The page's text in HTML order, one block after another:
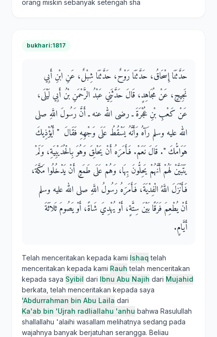
orang miskin sebanyak setengah sha
bukhari:1817
حَدَّثَنَا إِسْحَاقُ، حَدَّثَنَا رَوْحٌ، حَدَّثَنَا شِبْلٌ، عَنِ ابْنِ أَبِي
نَجِيحٍ، عَنْ مُجَاهِدٍ، قَالَ حَدَّثَنِي عَبْدُ الرَّحْمَنِ بْنُ أَبِي لَيْلَى،
عَنْ كَعْبِ بْنِ عُجْرَةَ ـ رضى الله عنه ـ أَنَّ رَسُولَ اللَّهِ صلى
الله عليه وسلم رَآهُ وَأَنَّهُ يَسْقُطُ عَلَى وَجْهِهِ فَقَالَ ‏ "‏ أَيُؤْذِيكَ
هَوَامُّكَ ‏"‏‏.‏ قَالَ نَعَمْ‏.‏ فَأَمَرَهُ أَنْ يَحْلِقَ وَهُوَ بِالْحُدَيْبِيَةِ، وَلَمْ
يَتَبَيَّنْ لَهُمْ أَنَّهُمْ يَحِلُّونَ بِهَا، وَهُمْ عَلَى طَمَعٍ أَنْ يَدْخُلُوا مَكَّةَ،
فَأَنْزَلَ اللَّهُ الْفِدْيَةَ، فَأَمَرَهُ رَسُولُ اللَّهِ صلى الله عليه وسلم
أَنْ يُطْعِمَ فَرَقًا بَيْنَ سِتَّةٍ، أَوْ يُهْدِيَ شَاةً، أَوْ يَصُومَ ثَلاَثَةَ
أَيَّامٍ‏.‏
Telah menceritakan kepada kami Ishaq telah
menceritakan kepada kami Rauh telah menceritakan
kepada saya Syibil dari Ibnu Abu Najih dari Mujahid
berkata, telah menceritakan kepada saya
'Abdurrahman bin Abu Laila dari
Ka'ab bin 'Ujrah radliallahu 'anhu bahwa Rasulullah
shallallahu 'alaihi wasallam melihatnya sedang pada
wajahnya banyak berjatuhan serangga. Beliau